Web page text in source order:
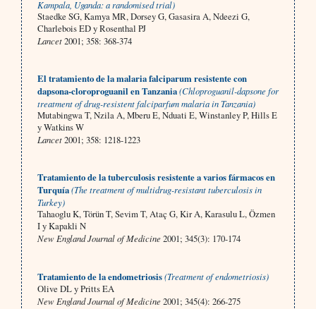
Kampala, Uganda: a randomised trial)
Staedke SG, Kamya MR, Dorsey G, Gasasira A, Ndeezi G,
Charlebois ED y Rosenthal PJ
Lancet2001; 358: 368-374
El tratamiento de la malaria falciparum resistente con
dapsona-cloroproguanil en Tanzania(Chloproguanil-dapsone for
treatment of drug-resistent falciparfum malaria in Tanzania)
Mutabingwa T, Nzila A, Mberu E, Nduati E, Winstanley P, Hills E
y Watkins W
Lancet2001; 358: 1218-1223
Tratamiento de la tuberculosis resistente a varios fármacos en
Turquía(The treatment of multidrug-resistant tuberculosis in
Turkey)
Tahaoglu K, Törün T, Sevim T, Ataç G, Kir A, Karasulu L, Özmen
I y Kapakli N
New England Journal of Medicine2001; 345(3): 170-174
Tratamiento de la endometriosis(Treatment of endometriosis)
Olive DL y Pritts EA
New England Journal of Medicine2001; 345(4): 266-275